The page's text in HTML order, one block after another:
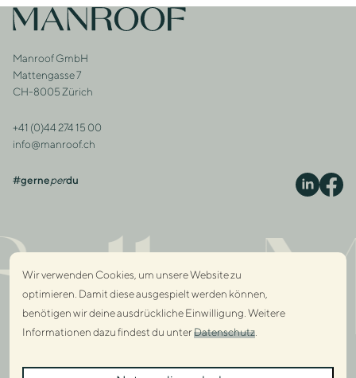
Footer
Zur Startseite
Adresse
Manroof GmbH
Mattengasse 7
CH-8005 Zürich
Kontakt
+41 (0)44 274 15 00
info@manroof.ch
#gerneperdu
Wir verwenden Cookies, um unsere Website zu
optimieren. Damit diese ausgespielt werden können,
benötigen wir deine ausdrückliche Einwilligung. Weitere
Informationen dazu findest du unterDatenschutz